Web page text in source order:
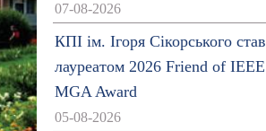
07-08-2026
КПІ ім. Ігоря Сікорського став
лауреатом 2026 Friend of IEEE
MGA Award
05-08-2026